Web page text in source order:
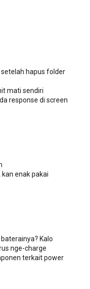
setelah hapus folder
mati sendiri
response di screen
kan enak pakai
Kalo
nge-charge
terkait power